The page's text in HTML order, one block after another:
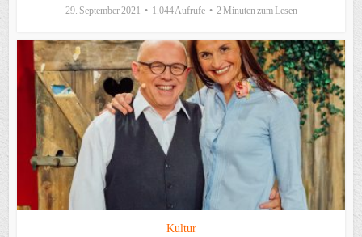
29. September 2021 1.044 Aufrufe 2 Minuten zum Lesen
Kultur